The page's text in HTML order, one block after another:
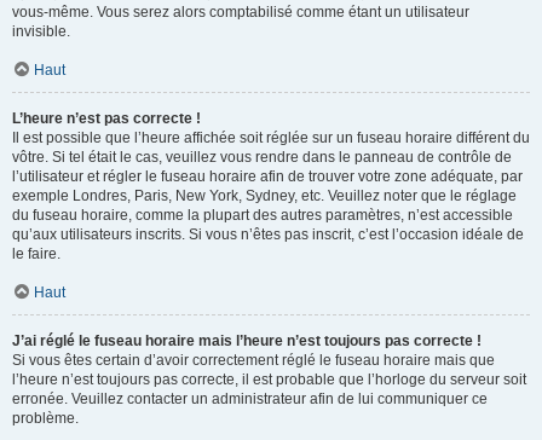
vous-même. Vous serez alors comptabilisé comme étant un utilisateur
invisible.
Haut
L’heure n’est pas correcte !
Il est possible que l’heure affichée soit réglée sur un fuseau horaire différent du
vôtre. Si tel était le cas, veuillez vous rendre dans le panneau de contrôle de
l’utilisateur et régler le fuseau horaire afin de trouver votre zone adéquate, par
exemple Londres, Paris, New York, Sydney, etc. Veuillez noter que le réglage
du fuseau horaire, comme la plupart des autres paramètres, n’est accessible
qu’aux utilisateurs inscrits. Si vous n’êtes pas inscrit, c’est l’occasion idéale de
le faire.
Haut
J’ai réglé le fuseau horaire mais l’heure n’est toujours pas correcte !
Si vous êtes certain d’avoir correctement réglé le fuseau horaire mais que
l’heure n’est toujours pas correcte, il est probable que l’horloge du serveur soit
erronée. Veuillez contacter un administrateur afin de lui communiquer ce
problème.